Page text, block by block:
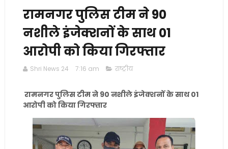
रामनगर पुलिस टीम ने 90
नशीले इंजेक्शनों के साथ 01
आरोपी को किया गिरफ्तार
Shri News 24 7:16 am राष्ट्रीय
रामनगर पुलिस टीम ने 90 नशीले इंजेक्शनों के साथ 01
आरोपी को किया गिरफ्तार